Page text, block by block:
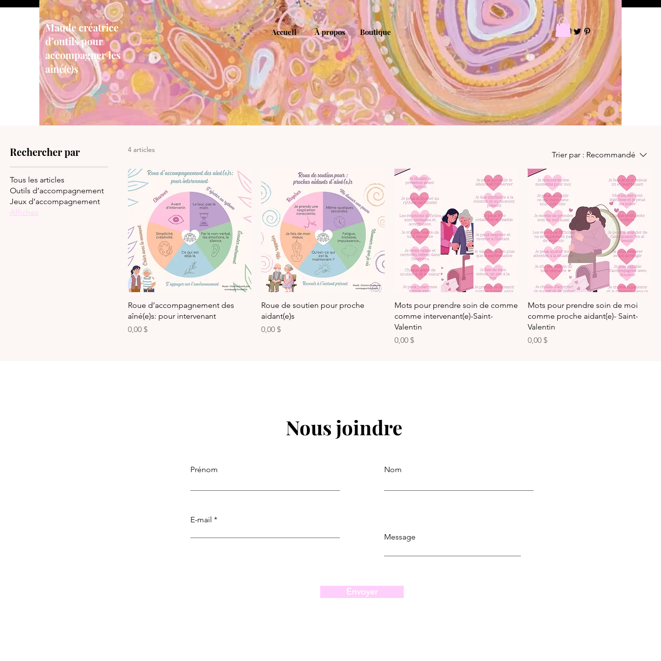
Maude créatrice
d’outils pour
accompagner les
aîné(e)s
Accueil À propos Boutique
Rechercher par
Tous les articles
Outils d’accompagnement
Jeux d’accompagnement
Affiches
4 articles
Trier par : Recommandé
Roue d’accompagnement des
aîné(e)s: pour intervenant
Prix
0,00 $
Roue de soutien pour proche
aidant(e)s
Prix
0,00 $
Mots pour prendre soin de comme
comme intervenant(e)-Saint-
Valentin
Prix
0,00 $
Mots pour prendre soin de moi
comme proche aidant(e)- Saint-
Valentin
Prix
0,00 $
Nous joindre
Prénom Nom
E-mail
Message
Envoyer